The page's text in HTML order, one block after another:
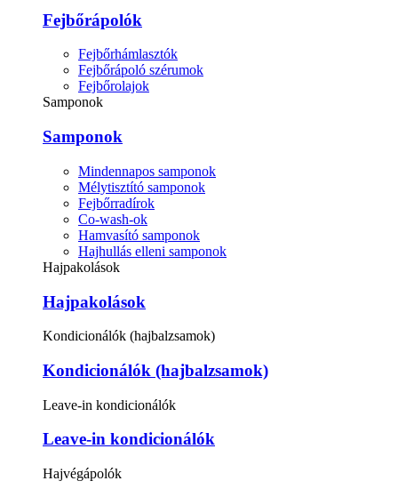
Fejbőrápolók
Fejbőrhámlasztók
Fejbőrápoló szérumok
Fejbőrolajok
Samponok
Samponok
Mindennapos samponok
Mélytisztító samponok
Fejbőrradírok
Co-wash-ok
Hamvasító samponok
Hajhullás elleni samponok
Hajpakolások
Hajpakolások
Kondicionálók (hajbalzsamok)
Kondicionálók (hajbalzsamok)
Leave-in kondicionálók
Leave-in kondicionálók
Hajvégápolók